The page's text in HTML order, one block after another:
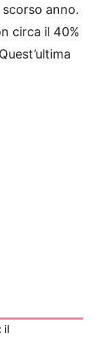
anno.
circa il 40%
il